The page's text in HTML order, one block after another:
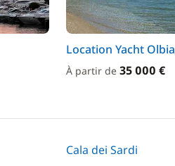
Location Yacht Olbia
À partir de 35 000 €
Cala dei Sardi